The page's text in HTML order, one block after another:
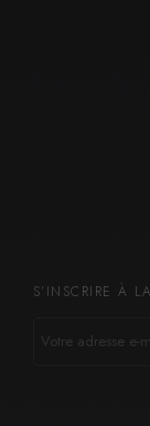
S’INSCRIRE À
ADRESSE